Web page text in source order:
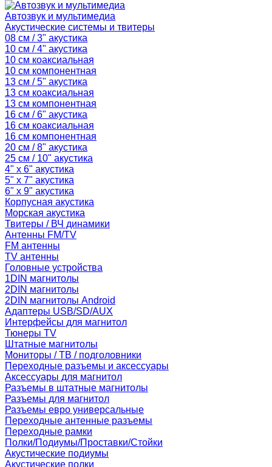
Автозвук и мультимедиа
Акустические системы и твитеры
08 см / 3" акустика
10 см / 4" акустика
10 см коаксиальная
10 см компонентная
13 см / 5" акустика
13 см коаксиальная
13 см компонентная
16 см / 6" акустика
16 см коаксиальная
16 см компонентная
20 см / 8" акустика
25 см / 10" акустика
4" x 6" акустика
5" x 7" акустика
6" x 9" акустика
Корпусная акустика
Морская акустика
Твитеры / ВЧ динамики
Антенны FM/TV
FM антенны
TV антенны
Головные устройства
1DIN магнитолы
2DIN магнитолы
2DIN магнитолы Android
Адаптеры USB/SD/AUX
Интерфейсы для магнитол
Тюнеры TV
Штатные магнитолы
Мониторы / ТВ / подголовники
Переходные разъемы и аксессуары
Аксессуары для магнитол
Разъемы в штатные магнитолы
Разъемы для магнитол
Разъемы евро универсальные
Переходные антенные разъемы
Переходные рамки
Полки/Подиумы/Проставки/Стойки
Акустические подиумы
Акустические полки